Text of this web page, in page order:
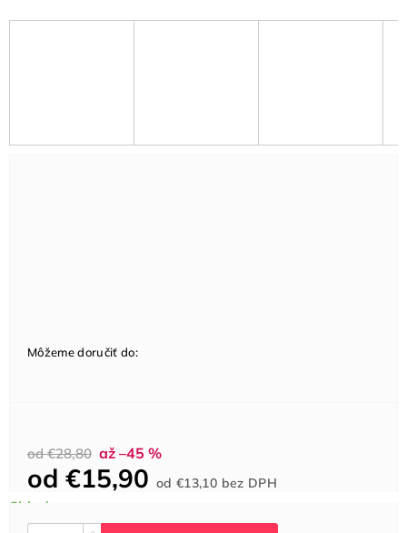
od €28,80 až –45 %
od €15,90 od€13,10 bez DPHcena:
Môžeme doručiť do: